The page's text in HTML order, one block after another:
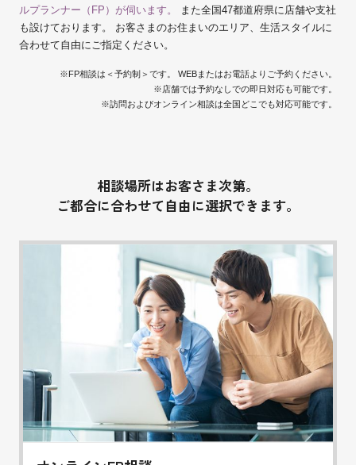
ルプランナー（FP）が伺います。
また全国47都道府県に店舗や支社
も設けております。 お客さまのお住まいのエリア、生活スタイルに
合わせて自由にご指定ください。
※FP相談は＜予約制＞です。 WEBまたはお電話よりご予約ください。
※店舗では予約なしでの即日対応も可能です。
※訪問およびオンライン相談は全国どこでも対応可能です。
相談場所はお客さま次第。
ご都合に合わせて自由に選択できます。